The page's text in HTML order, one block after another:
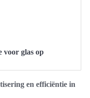
voor glas op
en efficiëntie in